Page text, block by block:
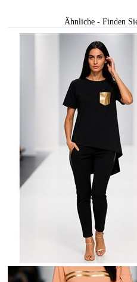
Ähnliche - Finden